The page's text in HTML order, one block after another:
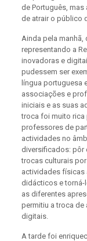
de Português, mas
de atrair o público
Ainda pela
representando a
inovadoras e
pudessem ser
língua portuguesa
associações e
iniciais e as suas
troca foi muito rica
professores de
actividades no
diversificados: pôr
trocas culturais
actividades físicas
didácticos e
as diferentes
permitiu a troca
digitais.
A tarde foi